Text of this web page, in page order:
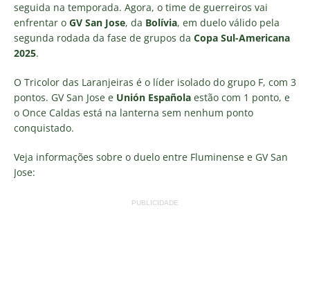
seguida na temporada. Agora, o time de guerreiros vai
enfrentar o GV San Jose, da Bolívia, em duelo válido pela
segunda rodada da fase de grupos da Copa Sul-Americana
2025.
O Tricolor das Laranjeiras é o líder isolado do grupo F, com 3
pontos. GV San Jose e Unión Española estão com 1 ponto, e
o Once Caldas está na lanterna sem nenhum ponto
conquistado.
Veja informações sobre o duelo entre Fluminense e GV San
Jose:
PUBLICIDADE